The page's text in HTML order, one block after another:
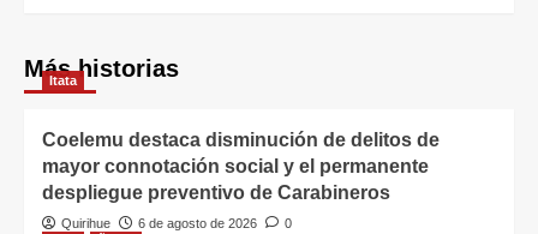
Más historias
Itata
Coelemu destaca disminución de delitos de
mayor connotación social y el permanente
despliegue preventivo de Carabineros
Quirihue 6 de agosto de 2026
0